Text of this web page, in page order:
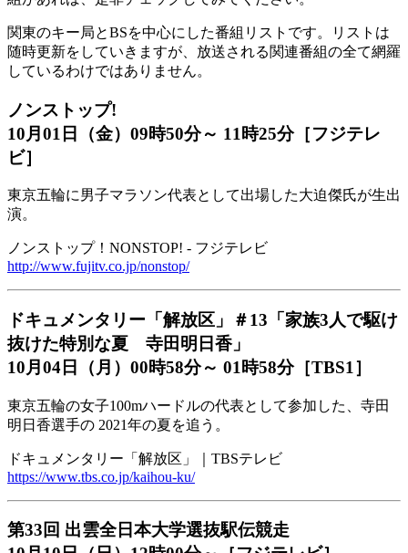
関東のキー局とBSを中心にした番組リストです。リストは
随時更新をしていきますが、放送される関連番組の全て網羅
しているわけではありません。
ノンストップ!
10月01日（金）09時50分～ 11時25分［フジテレ
ビ］
東京五輪に男子マラソン代表として出場した大迫傑氏が生出
演。
ノンストップ！NONSTOP! - フジテレビ
http://www.fujitv.co.jp/nonstop/
ドキュメンタリー「解放区」＃13「家族3人で駆け
抜けた特別な夏 寺田明日香」
10月04日（月）00時58分～ 01時58分［TBS1］
東京五輪の女子100mハードルの代表として参加した、寺田
明日香選手の 2021年の夏を追う。
ドキュメンタリー「解放区」｜TBSテレビ
https://www.tbs.co.jp/kaihou-ku/
第33回 出雲全日本大学選抜駅伝競走